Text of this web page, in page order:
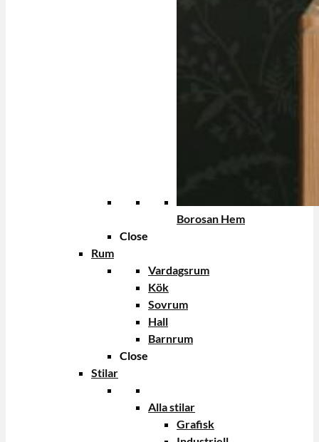
Borosan Hem
Close
Rum
Vardagsrum
Kök
Sovrum
Hall
Barnrum
Close
Stilar
Alla stilar
Grafisk